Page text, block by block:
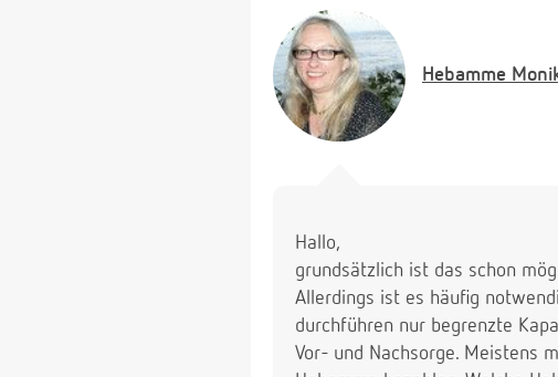
Hebamme
Hallo,
grundsätzlich ist das schon
Allerdings ist es häufig
durchführen nur begrenzte
Vor- und Nachsorge. Meistens